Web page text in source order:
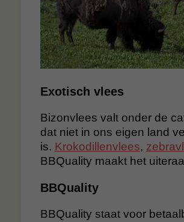
Exotisch vlees
Bizonvlees valt onder de
dat niet in ons eigen land
is. Krokodillenvlees,
BBQuality maakt het
BBQuality
BBQuality staat voor